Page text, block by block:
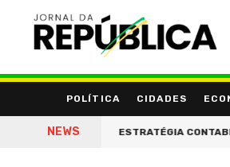
POLÍTICA CIDADES
NEWS ESTRATÉGIA